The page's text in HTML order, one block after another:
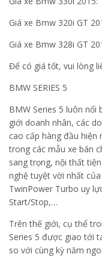
Giá xe Bmw 320i GT
Giá xe Bmw 328i GT
Để có giá tốt, vui lòng
BMW SERIES 5
BMW Series 5 luôn
giới doanh nhân, các
cao cấp hàng đầu hiện
trong các mẫu xe bán
sang trọng, nội thất
nghệ tuyệt vời nhất
TwinPower Turbo uy
Start/Stop,…
Trên thế giới, cụ thể
Series 5 được giao tới
so với cùng kỳ năm